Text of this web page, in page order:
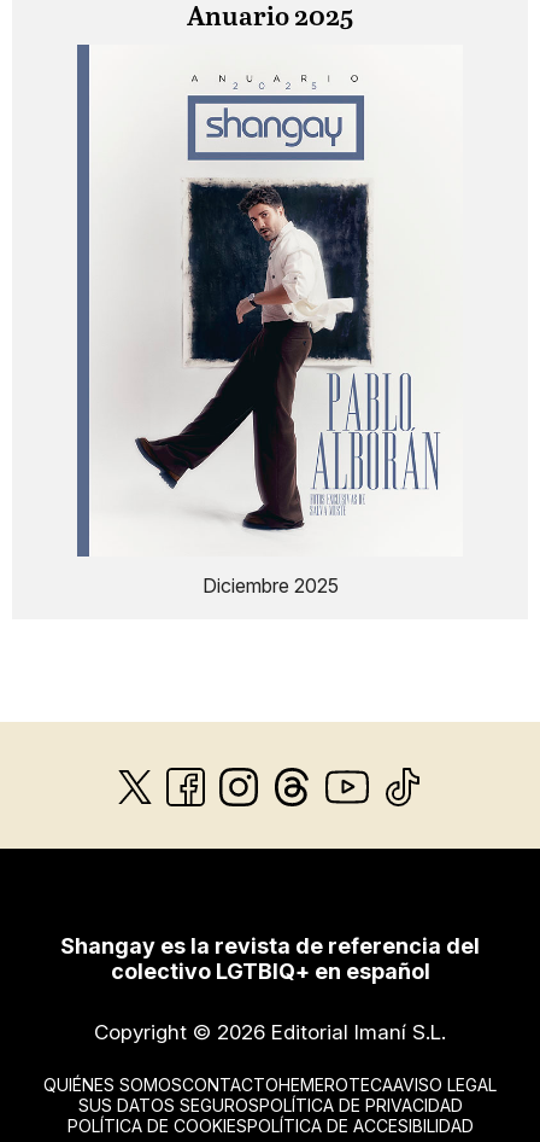
Anuario 2025
Diciembre 2025
Shangay es la revista de referencia del
colectivo LGTBIQ+ en español
Copyright © 2026 Editorial Imaní S.L.
QUIÉNES SOMOSCONTACTOHEMEROTECAAVISO LEGAL
SUS DATOS SEGUROSPOLÍTICA DE PRIVACIDAD
POLÍTICA DE COOKIESPOLÍTICA DE ACCESIBILIDAD